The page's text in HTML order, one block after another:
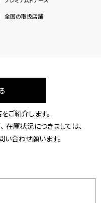
全国の取扱店舗
ご紹介します。
在庫状況につきましては、
合わせ願います。